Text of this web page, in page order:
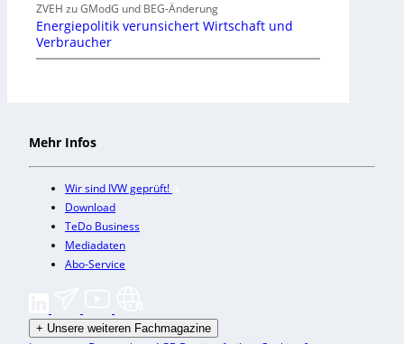
ZVEH zu GModG und BEG-Änderung
Energiepolitik verunsichert Wirtschaft und
Verbraucher
Mehr Infos
Wir sind IVW geprüft!
Download
TeDo Business
Mediadaten
Abo-Service
+ Unsere weiteren Fachmagazine